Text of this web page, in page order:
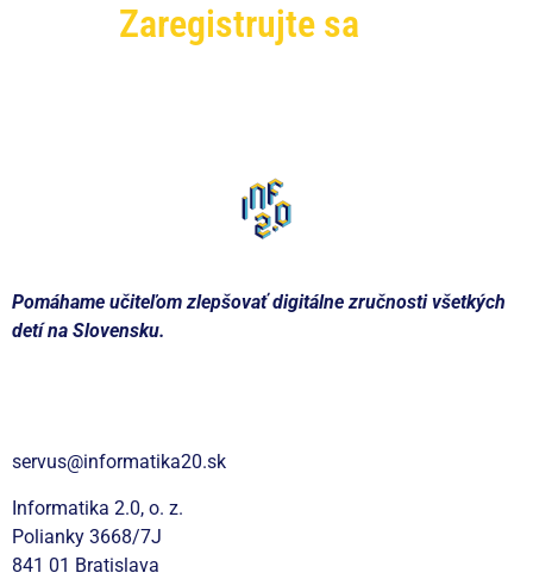
Zaregistrujte sa
Pomáhame učiteľom zlepšovať digitálne zručnosti všetkých
detí na Slovensku.
servus@informatika20.sk
Informatika 2.0, o. z.
Polianky 3668/7J
841 01 Bratislava